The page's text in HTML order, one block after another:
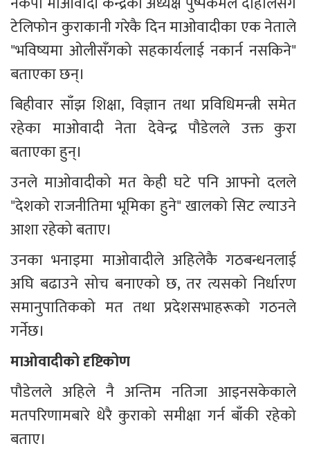
टेलिफोन कुराकानी गरेकै दिन माओवादीका एक नेताले
"भविष्यमा ओलीसँगको सहकार्यलाई नकार्न नसकिने"
बताएका छन्।
बिहीवार साँझ शिक्षा, विज्ञान तथा प्रविधिमन्त्री समेत
रहेका माओवादी नेता देवेन्द्र पौडेलले उक्त कुरा
बताएका हुन्।
उनले माओवादीको मत केही घटे पनि आफ्नो दलले
"देशको राजनीतिमा भूमिका हुने" खालको सिट ल्याउने
आशा रहेको बताए।
उनका भनाइमा माओवादीले अहिलेकै गठबन्धनलाई
अघि बढाउने सोच बनाएको छ, तर त्यसको निर्धारण
समानुपातिकको मत तथा प्रदेशसभाहरूको गठनले
गर्नेछ।
माओवादीको दृष्टिकोण
पौडेलले अहिले नै अन्तिम नतिजा आइनसकेकाले
मतपरिणामबारे धेरै कुराको समीक्षा गर्न बाँकी रहेको
बताए।